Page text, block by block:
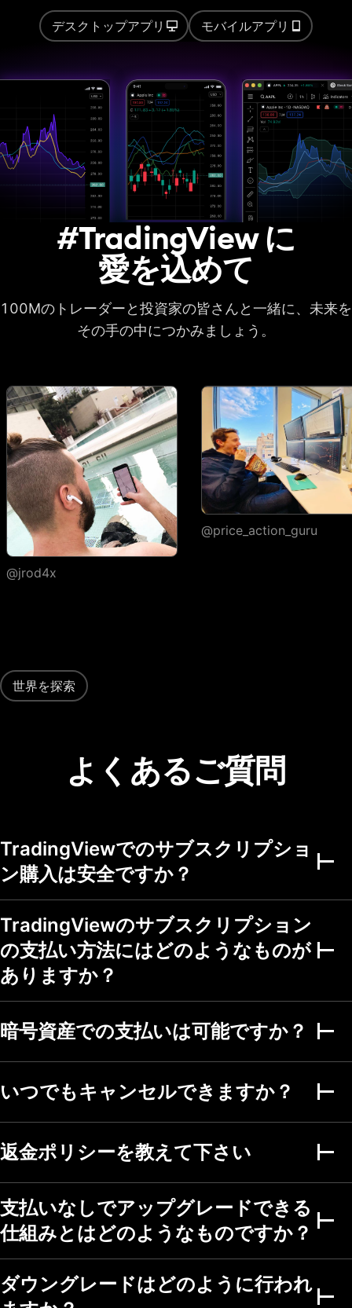
計算時間の制限 20秒 40秒 40秒
ターン
ストラテジーバックテス
基本的なレポート指
標
高度なレポート指標
取引履歴をCSVでエ
レポートをXLSXでエ
ディープバックテス
ト
ヒストリカルバーの
クごとの実行
ウォッチリスト
ウォッチリストの数 1
ウォッチリストごと
のシンボル
30 1,000 1,000
フラグシンボルの色 1
インポート・エクス
ポートフォリオ
50
ポートフォリオごと
稼働中の価格アラー
ト
3
稼働中のテクニカル
アラート (インジケー
ター・ストラテジ
ー・描画)
20 100
稼働中のウォッチリ
ストアラート
複数条件アラート
ファンダメンタルグラフ
期間 最大5年 最大5年 最大5年
スクリーナー
デスクトップアプリ モバイルアプリ
#TradingView に
愛を込めて
100Mのトレーダーと投資家の皆さんと一緒に、未来を
その手の中につかみましょう。
@jrod4x
@price_action_guru
世界を探索
よくあるご質問
TradingViewでのサブスクリプショ
ン購入は安全ですか？
TradingViewのサブスクリプション
の支払い方法にはどのようなものが
ありますか？
暗号資産での支払いは可能ですか？
いつでもキャンセルできますか？
返金ポリシーを教えて下さい
支払いなしでアップグレードできる
仕組みとはどのようなものですか？
ダウングレードはどのように行われ